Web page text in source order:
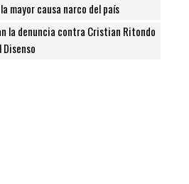
mayor causa narco del país
la denuncia contra Cristian Ritondo